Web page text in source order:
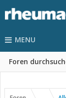
MENU
Foren